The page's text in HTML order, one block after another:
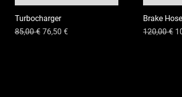
Turbocharger
Precio
85,00 € Precio de oferta
76,50 €
Brake
Precio
120,00 €